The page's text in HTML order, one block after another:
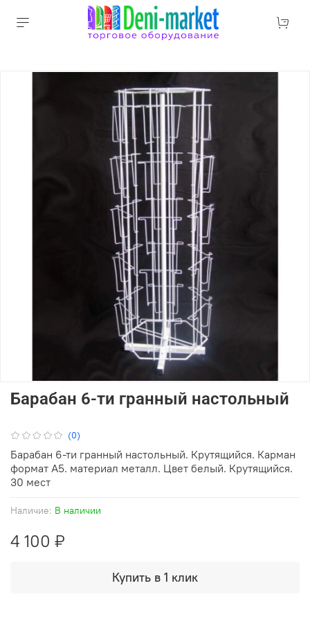
(0)
Наличие: В наличии
Барабан 6-ти гранный настольный
4 100 ₽
Купить в 1 клик
Барабан 6-ти гранный настольный. Крутящийся. Карман
формат А5. материал металл. Цвет белый. Крутящийся.
30 мест